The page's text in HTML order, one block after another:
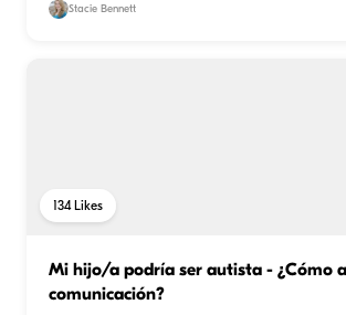
Stacie Bennett
134Likes
Mi hijo/a podría ser autista - ¿Cómo
comunicación?